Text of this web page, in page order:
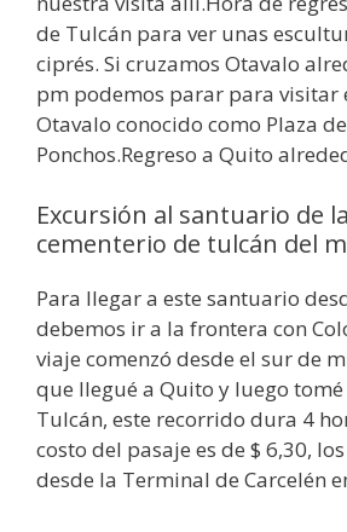
de Tulcán para ver unas
ciprés. Si cruzamos Otavalo
pm podemos parar para visitar
Otavalo conocido como Plaza de
Ponchos.Regreso a Quito
Excursión al santuario de
cementerio de tulcán del
Para llegar a este santuario
debemos ir a la frontera con
viaje comenzó desde el sur de
que llegué a Quito y luego
Tulcán, este recorrido dura 4
costo del pasaje es de $ 6,30,
desde la Terminal de Carcelén